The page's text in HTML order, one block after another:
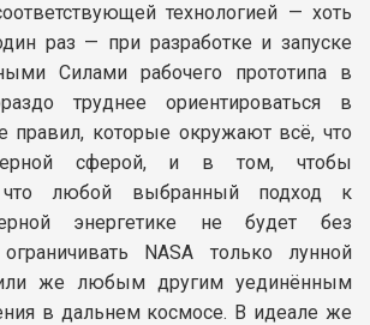
технологией — хоть
раз — при разработке и запуске
Силами рабочего прототипа в
труднее ориентироваться в
правил, которые окружают всё, что
сферой, и в том, чтобы
что любой выбранный подход к
энергетике не будет без
NASA только лунной
же любым другим уединённым
в дальнем космосе. В идеале же